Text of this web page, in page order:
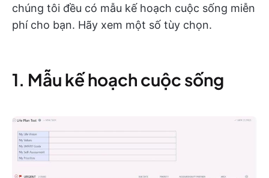
chúng tôi đều có mẫu kế hoạch cuộc sống miễn
phí cho bạn. Hãy xem một số tùy chọn.
1. Mẫu kế hoạch cuộc sống